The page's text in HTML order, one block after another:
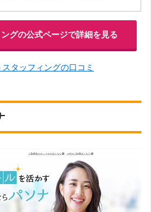
グの公式ページで詳細を見る
タッフィングの口コミ